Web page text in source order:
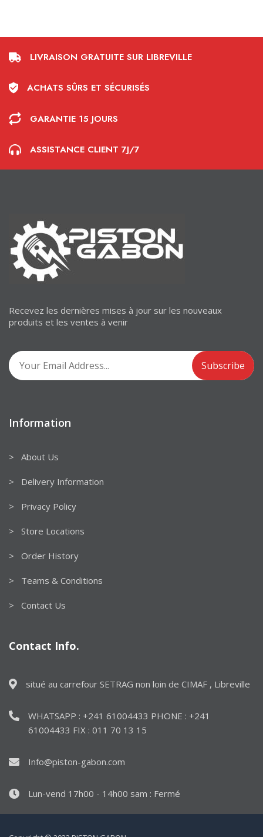
LIVRAISON GRATUITE SUR LIBREVILLE
ACHATS SÛRS ET SÉCURISÉS
GARANTIE 15 JOURS
ASSISTANCE CLIENT 7J/7
Recevez les dernières mises à jour sur les nouveaux
produits et les ventes à venir
Information
> About Us
> Delivery Information
> Privacy Policy
> Store Locations
> Order History
> Teams & Conditions
> Contact Us
Contact Info.
situé au carrefour SETRAG non loin de CIMAF , Libreville
WHATSAPP : +241 61004433 PHONE : +241
61004433 FIX : 011 70 13 15
Info@piston-gabon.com
Lun-vend 17h00 - 14h00 sam : Fermé